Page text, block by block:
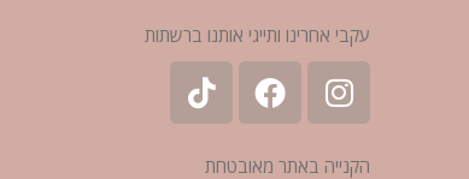
עקבי אחרינו ותייגי אותנו ברשתות
הקנייה באתר מאובטחת